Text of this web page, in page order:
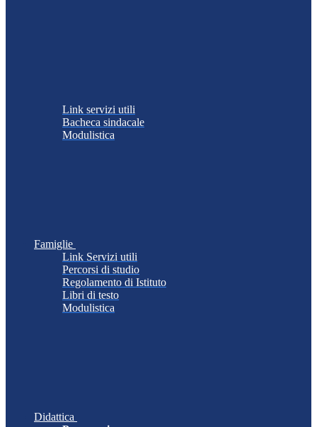
Link servizi utili
Bacheca sindacale
Modulistica
Famiglie
Link Servizi utili
Percorsi di studio
Regolamento di Istituto
Libri di testo
Modulistica
Didattica